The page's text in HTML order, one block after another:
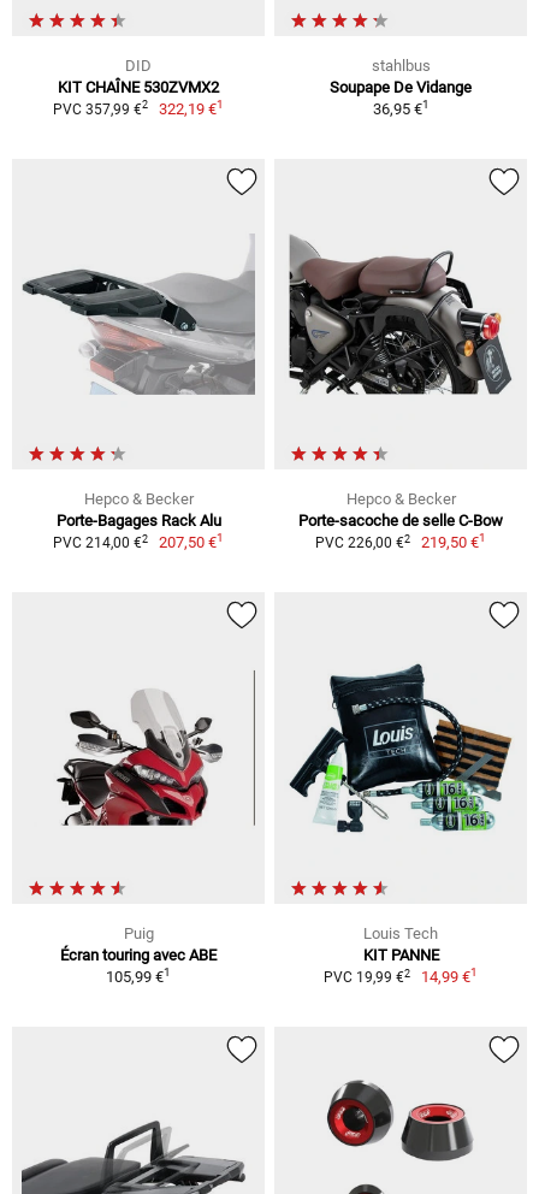
DID
KIT CHAÎNE 530ZVMX2
PVC 357,99 €2 322,19 €1
stahlbus
Soupape De Vidange
36,95 €1
Hepco & Becker
Porte-Bagages Rack Alu
PVC 214,00 €2 207,50 €1
Hepco & Becker
Porte-sacoche de selle C-Bow
PVC 226,00 €2 219,50 €1
Puig
Écran touring avec ABE
105,99 €1
Louis Tech
KIT PANNE
PVC 19,99 €2 14,99 €1